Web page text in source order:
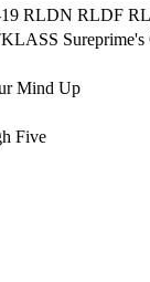
RLDN RLDF
Sureprime's
Mind Up
Five